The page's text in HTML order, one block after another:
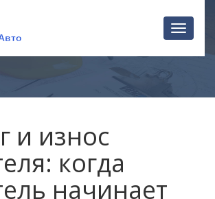
и износ
когда
начинает